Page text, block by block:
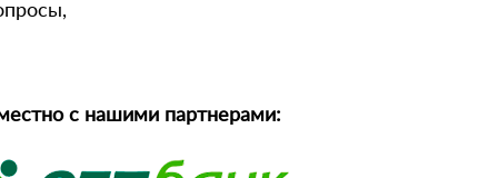
с нашими партнерами: